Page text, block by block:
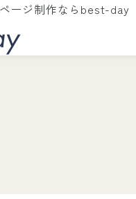
ージ制作ならbest-day